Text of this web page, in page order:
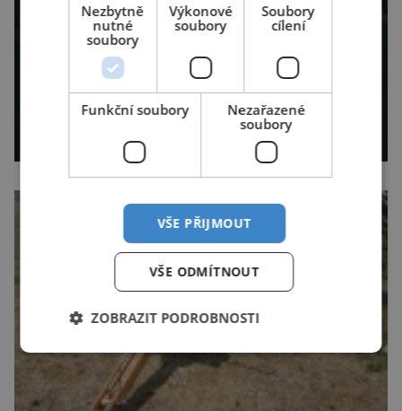
Nezbytně
nutné
soubory
Výkonové
soubory
Soubory
cílení
Funkční soubory
Nezařazené
soubory
VŠE PŘIJMOUT
VŠE ODMÍTNOUT
ZOBRAZIT PODROBNOSTI